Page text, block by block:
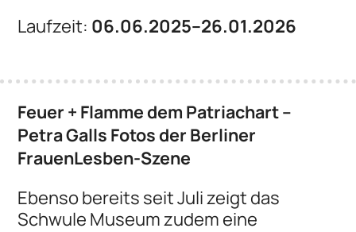
Laufzeit: 06.06.2025–26.01.2026
Feuer + Flamme dem Patriachart –
Petra Galls Fotos der Berliner
FrauenLesben-Szene
Ebenso bereits seit Juli zeigt das
Schwule Museum zudem eine